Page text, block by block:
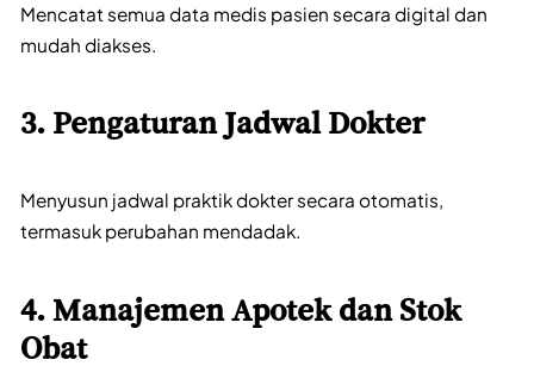
Mencatat semua data medis pasien secara digital dan
mudah diakses.
3. Pengaturan Jadwal Dokter
Menyusun jadwal praktik dokter secara otomatis,
termasuk perubahan mendadak.
4. Manajemen Apotek dan Stok
Obat